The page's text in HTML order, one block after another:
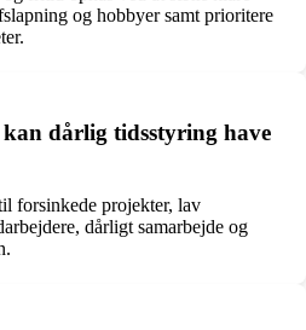
og hobbyer samt prioritere
dårlig tidsstyring have
forsinkede projekter, lav
dårligt samarbejde og